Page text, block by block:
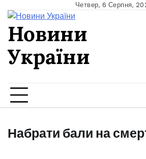
to
content
Четвер, 6 Серпня,
Новини
України
Набрати бали на